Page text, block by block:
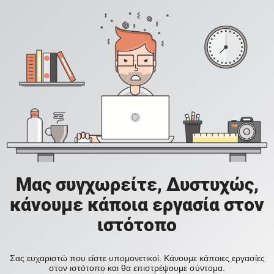
Μας συγχωρείτε, Δυστυχώς,
κάνουμε κάποια εργασία στον
ιστότοπο
Σας ευχαριστώ που είστε υπομονετικοί. Κάνουμε κάποιες εργασίες
στον ιστότοπο και θα επιστρέψουμε σύντομα.